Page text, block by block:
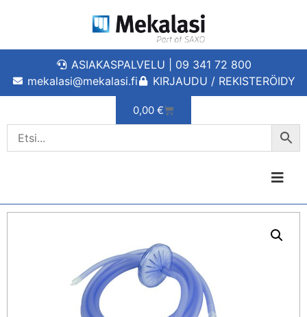
ASIAKASPALVELU | 09 341 72 800
mekalasi@mekalasi.fi
KIRJAUDU / REKISTERÖIDY
0,00 €